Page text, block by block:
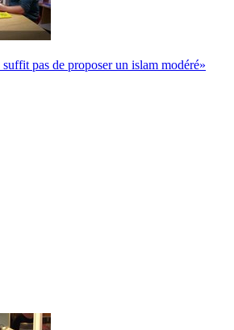
pas de proposer un islam modéré»